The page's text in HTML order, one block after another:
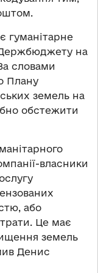
гуманітарне
Держбюджету на
словами
Плану
земель на
обстежити
власники
або
Це має
земель
Денис